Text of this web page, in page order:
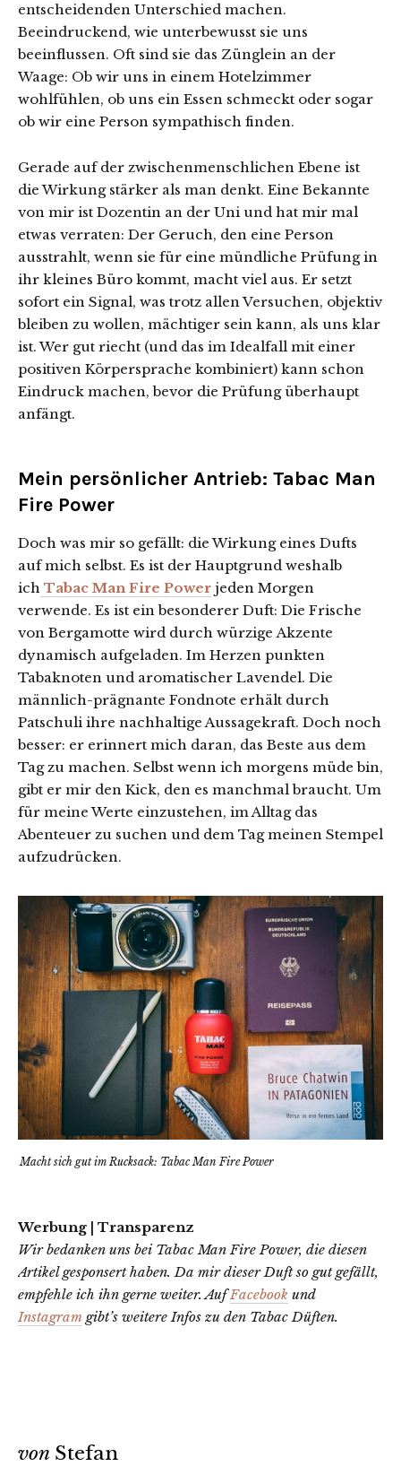
entscheidenden Unterschied machen.
Beeindruckend, wie unterbewusst sie uns
beeinflussen. Oft sind sie das Zünglein an der
Waage: Ob wir uns in einem Hotelzimmer
wohlfühlen, ob uns ein Essen schmeckt oder sogar
ob wir eine Person sympathisch finden.
Gerade auf der zwischenmenschlichen Ebene ist
die Wirkung stärker als man denkt. Eine Bekannte
von mir ist Dozentin an der Uni und hat mir mal
etwas verraten: Der Geruch, den eine Person
ausstrahlt, wenn sie für eine mündliche Prüfung in
ihr kleines Büro kommt, macht viel aus. Er setzt
sofort ein Signal, was trotz allen Versuchen, objektiv
bleiben zu wollen, mächtiger sein kann, als uns klar
ist. Wer gut riecht (und das im Idealfall mit einer
positiven Körpersprache kombiniert) kann schon
Eindruck machen, bevor die Prüfung überhaupt
anfängt.
Mein persönlicher Antrieb: Tabac Man
Fire Power
Doch was mir so gefällt: die Wirkung eines Dufts
auf mich selbst. Es ist der Hauptgrund weshalb
ich Tabac Man Fire Power jeden Morgen
verwende. Es ist ein besonderer Duft: Die Frische
von Bergamotte wird durch würzige Akzente
dynamisch aufgeladen. Im Herzen punkten
Tabaknoten und aromatischer Lavendel. Die
männlich-prägnante Fondnote erhält durch
Patschuli ihre nachhaltige Aussagekraft. Doch noch
besser: er erinnert mich daran, das Beste aus dem
Tag zu machen. Selbst wenn ich morgens müde bin,
gibt er mir den Kick, den es manchmal braucht. Um
für meine Werte einzustehen, im Alltag das
Abenteuer zu suchen und dem Tag meinen Stempel
aufzudrücken.
Macht sich gut im Rucksack: Tabac Man Fire Power
Werbung | Transparenz
Wir bedanken uns bei Tabac Man Fire Power, die diesen
Artikel gesponsert haben. Da mir dieser Duft so gut gefällt,
empfehle ich ihn gerne weiter. AufFacebook und
Instagram gibt’s weitere Infos zu den Tabac Düften.
von Stefan